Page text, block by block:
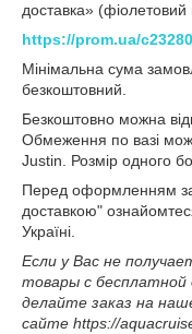
доставка» (фіолетовий
https://prom.ua/
Мінімальна сума
безкоштовний.
Безкоштовно можна
Обмеження по вазі
Justin. Розмір одного
Перед оформленням
доставкою"
Україні.
Если у Вас не
товары с бесплатной
делайте заказ на
сайте https://